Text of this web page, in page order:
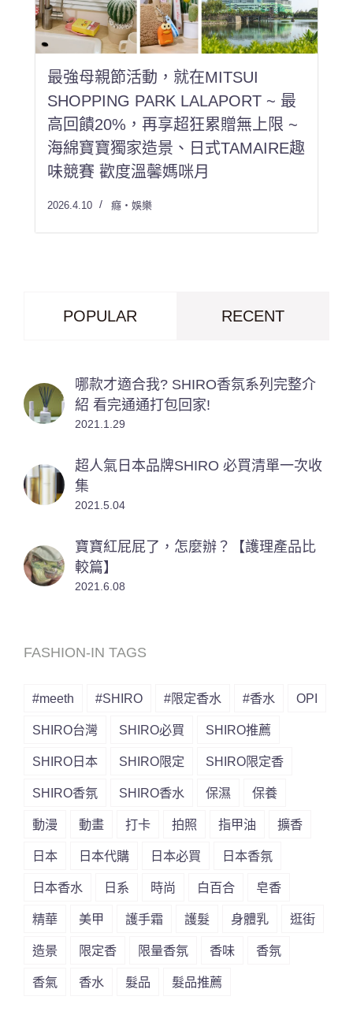
最強母親節活動，就在MITSUI
SHOPPING PARK LALAPORT ~ 最
高回饋20%，再享超狂累贈無上限 ~
海綿寶寶獨家造景、日式TAMAIRE趣
味競賽 歡度溫馨媽咪月
2026.4.10 癮・娛樂
POPULAR RECENT
哪款才適合我? SHIRO香氛系列完整介
紹 看完通通打包回家!
2021.1.29
超人氣日本品牌SHIRO 必買清單一次收
集
2021.5.04
寶寶紅屁屁了，怎麼辦？【護理產品比
較篇】
2021.6.08
FASHION-IN TAGS
#meeth #SHIRO #限定香水 #香水 OPI
SHIRO台灣 SHIRO必買 SHIRO推薦
SHIRO日本 SHIRO限定 SHIRO限定香
SHIRO香氛 SHIRO香水 保濕 保養
動漫 動畫 打卡 拍照 指甲油 擴香
日本 日本代購 日本必買 日本香氛
日本香水 日系 時尚 白百合 皂香
精華 美甲 護手霜 護髮 身體乳 逛街
造景 限定香 限量香氛 香味 香氛
香氣 香水 髮品 髮品推薦